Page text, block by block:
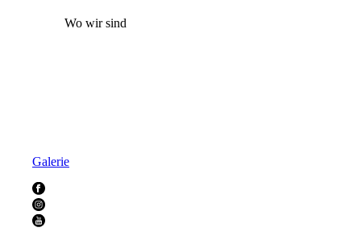
Wo wir sind
Galerie